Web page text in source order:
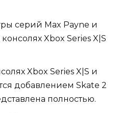
серий Max Payne и
Xbox Series X|S
Xbox Series X|S и
добавлением Skate 2
полностью.